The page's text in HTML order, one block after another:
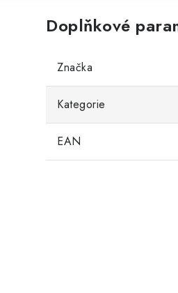
Doplňkové
Značka
Kategorie
EAN